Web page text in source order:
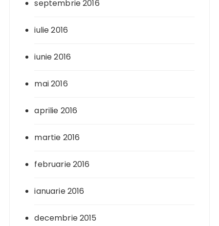
septembrie 2016
iulie 2016
iunie 2016
mai 2016
aprilie 2016
martie 2016
februarie 2016
ianuarie 2016
decembrie 2015